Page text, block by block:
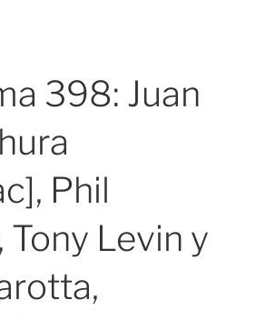
398: Juan
Phil
Tony Levin y